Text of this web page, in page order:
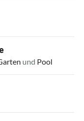
und Pool